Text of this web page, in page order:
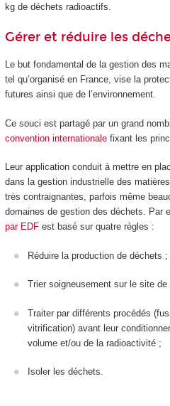
kg de déchets radioactifs.
Gérer et réduire les
Le but fondamental de la gestion des
tel qu’organisé en France, vise la
futures ainsi que de l’environnement.
Ce souci est partagé par un grand
convention internationalefixant les
Leur application conduit à mettre en
dans la gestion industrielle des
très contraignantes, parfois même
domaines de gestion des déchets. Par
par EDFest basé sur quatre règles :
Réduire la production de déchets ;
Trier soigneusement sur le site de
Traiter par différents procédés
vitrification) avant leur
volume et/ou de la radioactivité ;
Isoler les déchets.